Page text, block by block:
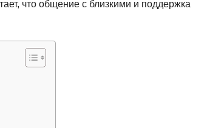
что общение с близкими и поддержка